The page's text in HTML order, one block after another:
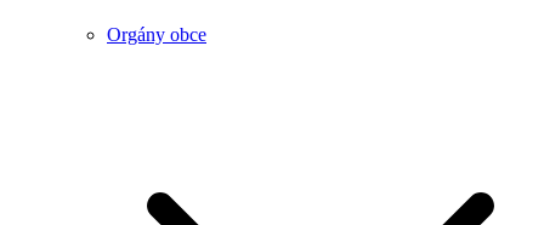
Orgány obce